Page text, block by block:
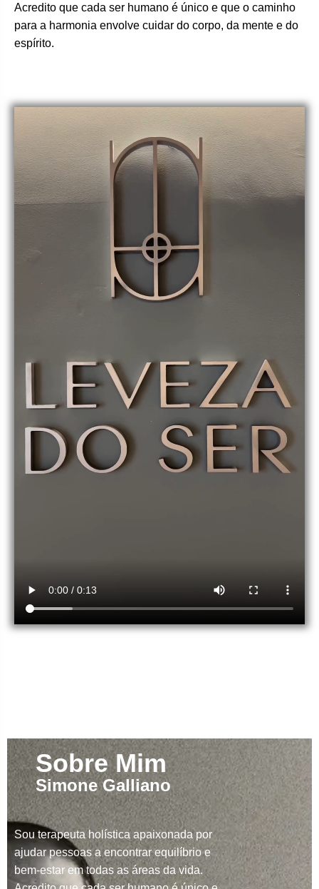
Acredito que cada ser humano é único e que o caminho
para a harmonia envolve cuidar do corpo, da mente e do
espírito.
Sobre Mim
Simone Galliano
Sou terapeuta holística apaixonada por
ajudar pessoas a encontrar equilíbrio e
bem-estar em todas as áreas da vida.